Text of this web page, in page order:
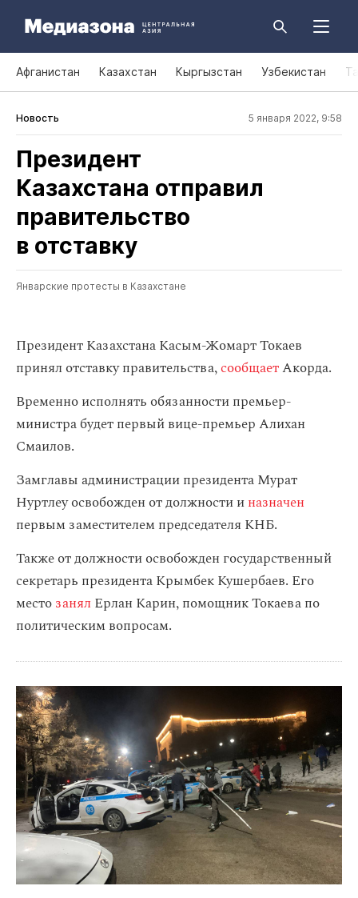
Афганистан Казахстан Кыргызстан Узбекистан
Новость 5 января 2022, 9:58
Президент
Казахстана отправил
правительство
в отставку
Январские протесты в Казахстане
Президент Казахстана Касым-Жомарт Токаев
принял отставку правительства,сообщаетАкорда.
Временно исполнять обязанности премьер-
министра будет первый вице-премьер Алихан
Смаилов.
Замглавы администрации президента Мурат
Нуртлеу освобожден от должности иназначен
первым заместителем председателя КНБ.
Также от должности освобожден государственный
секретарь президента Крымбек Кушербаев. Его
местозанял Ерлан Карин, помощник Токаева по
политическим вопросам.